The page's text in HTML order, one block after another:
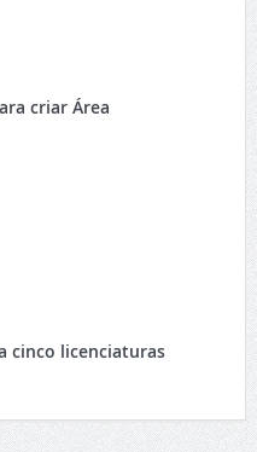
criar Área
cinco licenciaturas